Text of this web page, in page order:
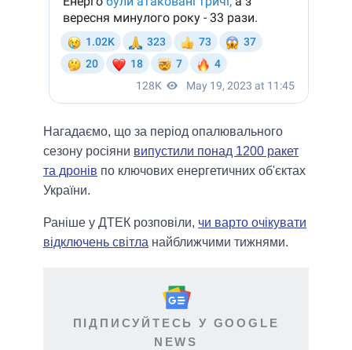
Нагадаємо, що за період опалювального
сезону росіяни випустили понад 1200 ракет
та дронів по ключових енергетичних об'єктах
України.
Раніше у ДТЕК розповіли, чи варто очікувати
відключень світла найближчими тижнями.
ПІДПИСУЙТЕСЬ У GOOGLE
NEWS